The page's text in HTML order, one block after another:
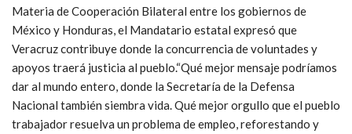
Materia de Cooperación Bilateral entre los gobiernos de
México y Honduras, el Mandatario estatal expresó que
Veracruz contribuye donde la concurrencia de voluntades y
apoyos traerá justicia al pueblo.“Qué mejor mensaje podríamos
dar al mundo entero, donde la Secretaría de la Defensa
Nacional también siembra vida. Qué mejor orgullo que el pueblo
trabajador resuelva un problema de empleo, reforestando y